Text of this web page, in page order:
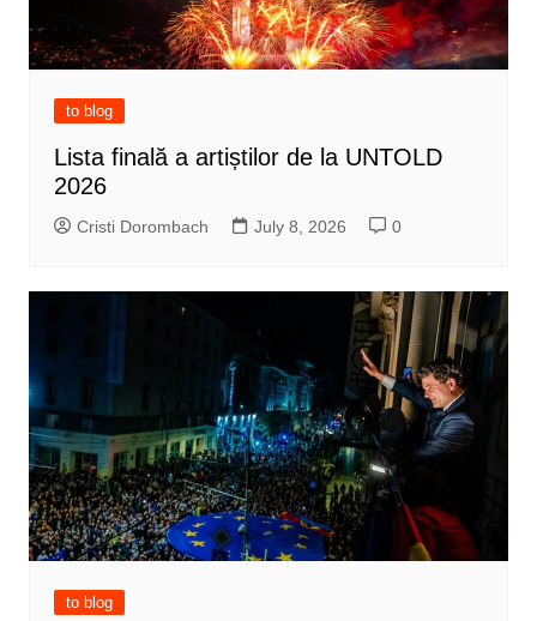
to blog
Lista finală a artiștilor de la UNTOLD
2026
Cristi Dorombach July 8, 2026 0
to blog